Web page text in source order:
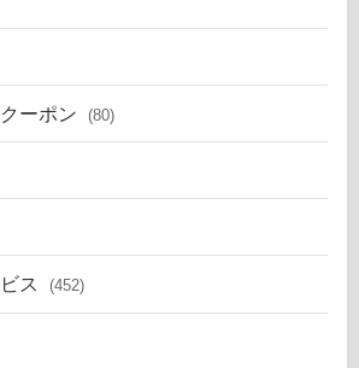
ーポン (80)
ス (452)